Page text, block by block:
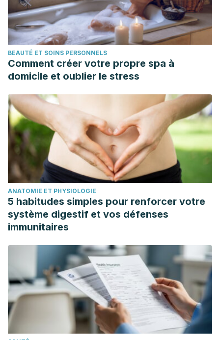
BEAUTÉ ET SOINS PERSONNELS
Comment créer votre propre spa à
domicile et oublier le stress
ANATOMIE ET PHYSIOLOGIE
5 habitudes simples pour renforcer votre
système digestif et vos défenses
immunitaires